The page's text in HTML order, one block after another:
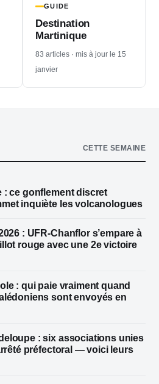
GUIDE
Destination
Martinique
83 articles · mis à jour le 15
janvier
CETTE SEMAINE
: ce gonflement discret
inquiète les volcanologues
: UFR-Chanflor s’empare à
rouge avec une 2e victoire
: qui paie vraiment quand
sont envoyés en
: six associations unies
préfectoral — voici leurs